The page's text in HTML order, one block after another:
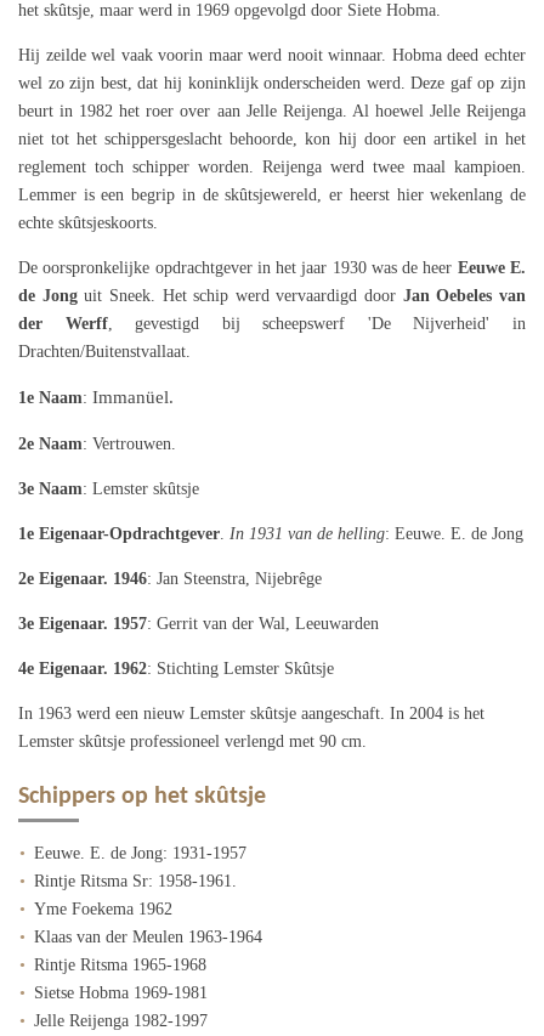
het skûtsje, maar werd in 1969 opgevolgd door Siete Hobma.
Hij zeilde wel vaak voorin maar werd nooit winnaar. Hobma deed echter
wel zo zijn best, dat hij koninklijk onderscheiden werd. Deze gaf op zijn
beurt in 1982 het roer over aan Jelle Reijenga. Al hoewel Jelle Reijenga
niet tot het schippersgeslacht behoorde, kon hij door een artikel in het
reglement toch schipper worden. Reijenga werd twee maal kampioen.
Lemmer is een begrip in de skûtsjewereld, er heerst hier wekenlang de
echte skûtsjeskoorts.
De oorspronkelijke opdrachtgever in het jaar 1930 was de heer Eeuwe E.
de Jonguit Sneek. Het schip werd vervaardigd door Jan Oebeles van
der Werff, gevestigd bij scheepswerf 'De Nijverheid' in
Drachten/Buitenstvallaat.
1e Naam: Immanüel.
2e Naam: Vertrouwen.
3e Naam: Lemster skûtsje
1e Eigenaar-Opdrachtgever. In 1931 van de helling: Eeuwe. E. de Jong
2e Eigenaar. 1946: Jan Steenstra, Nijebrêge
3e Eigenaar. 1957: Gerrit van der Wal, Leeuwarden
4e Eigenaar. 1962: Stichting Lemster Skûtsje
In 1963 werd een nieuw Lemster skûtsje aangeschaft. In 2004 is het
Lemster skûtsje professioneel verlengd met 90 cm.
Schippers op het skûtsje
Eeuwe. E. de Jong: 1931-1957
Rintje Ritsma Sr: 1958-1961.
Yme Foekema 1962
Klaas van der Meulen 1963-1964
Rintje Ritsma 1965-1968
Sietse Hobma 1969-1981
Jelle Reijenga 1982-1997